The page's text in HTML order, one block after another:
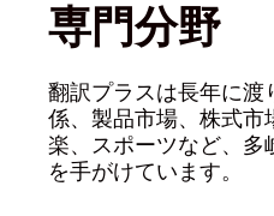
専門分野
翻訳プラスは長年に渡
係、製品市場、株式市
楽、スポーツなど、多
を手がけています。